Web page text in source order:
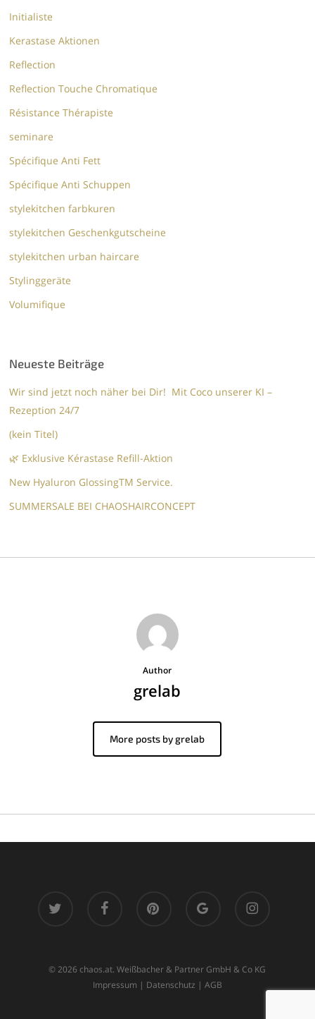
Initialiste
Kerastase Aktionen
Reflection
Reflection Touche Chromatique
Résistance Thérapiste
seminare
Spécifique Anti Fett
Spécifique Anti Schuppen
stylekitchen farbkuren
stylekitchen Geschenkgutscheine
stylekitchen urban haircare
Stylinggeräte
Volumifique
Neueste Beiträge
Wir sind jetzt noch näher bei Dir! Mit Coco unserer KI –
Rezeption 24/7
(kein Titel)
🌿 Exklusive Kérastase Refill-Aktion
New Hyaluron GlossingTM​ Service.​
SUMMERSALE BEI CHAOSHAIRCONCEPT
Author
grelab
More posts by grelab
plus
© 2026 chaos.at. Weißbacher & Partner GmbH & Co KG
Impressum | Datenschutz | AGB